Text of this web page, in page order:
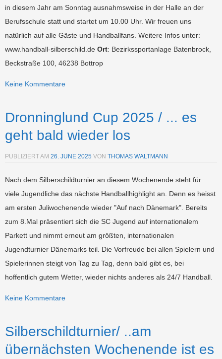
in diesem Jahr am Sonntag ausnahmsweise in der Halle an der
Berufsschule statt und startet um 10.00 Uhr. Wir freuen uns
natürlich auf alle Gäste und Handballfans. Weitere Infos unter:
www.handball-silberschild.de Ort: Bezirkssportanlage Batenbrock,
Beckstraße 100, 46238 Bottrop
Keine Kommentare
Dronninglund Cup 2025 / ... es
geht bald wieder los
PUBLIZIERT AM 26. JUNE 2025 VON THOMAS WALTMANN
Nach dem Silberschildturnier an diesem Wochenende steht für
viele Jugendliche das nächste Handballhighlight an. Denn es heisst
am ersten Juliwochenende wieder "Auf nach Dänemark". Bereits
zum 8.Mal präsentiert sich die SC Jugend auf internationalem
Parkett und nimmt erneut am größten, internationalen
Jugendturnier Dänemarks teil. Die Vorfreude bei allen Spielern und
Spielerinnen steigt von Tag zu Tag, denn bald gibt es, bei
hoffentlich gutem Wetter, wieder nichts anderes als 24/7 Handball.
Keine Kommentare
Silberschildturnier/ ..am
übernächsten Wochenende ist es